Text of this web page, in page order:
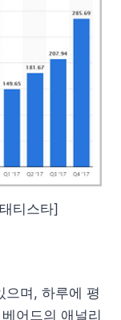
티스타]
으며, 하루에 평
어드의 애널리